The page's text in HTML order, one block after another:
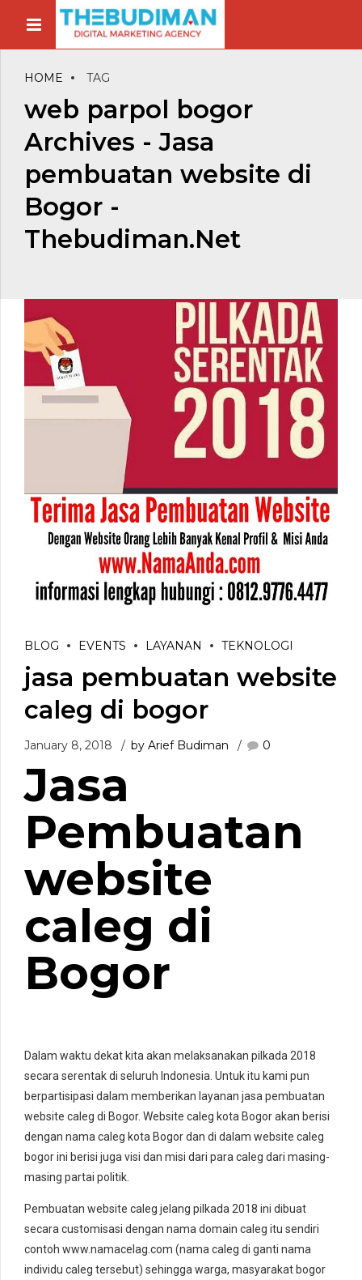
HOME TAG
web parpol bogor
Archives - Jasa
pembuatan website di
Bogor -
Thebudiman.Net
BLOG EVENTS LAYANAN TEKNOLOGI
jasa pembuatan website
caleg di bogor
January 8, 2018 by Arief Budiman 0
Jasa
Pembuatan
website
caleg di
Bogor
Dalam waktu dekat kita akan melaksanakan pilkada 2018
secara serentak di seluruh Indonesia. Untuk itu kami pun
berpartisipasi dalam memberikan layanan jasa pembuatan
website caleg di Bogor. Website caleg kota Bogor akan berisi
dengan nama caleg kota Bogor dan di dalam website caleg
bogor ini berisi juga visi dan misi dari para caleg dari masing-
masing partai politik.
Pembuatan website caleg jelang pilkada 2018 ini dibuat
secara customisasi dengan nama domain caleg itu sendiri
contoh www.namacelag.com (nama caleg di ganti nama
individu caleg tersebut) sehingga warga, masyarakat bogor